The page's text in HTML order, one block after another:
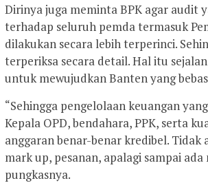
Dirinya juga meminta BPK agar audit
terhadap seluruh pemda termasuk
dilakukan secara lebih terperinci.
terperiksa secara detail. Hal itu
untuk mewujudkan Banten yang
“Sehingga pengelolaan keuangan
Kepala OPD, bendahara, PPK, serta
anggaran benar-benar kredibel. Tidak
mark up, pesanan, apalagi sampai
pungkasnya.